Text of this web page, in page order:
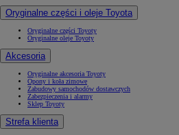
Oryginalne części i oleje Toyota
Oryginalne części Toyoty
Oryginalne oleje Toyoty
Akcesoria
Oryginalne akcesoria Toyoty
Opony i koła zimowe
Zabudowy samochodów dostawczych
Zabezpieczenia i alarmy
Sklep Toyoty
Strefa klienta